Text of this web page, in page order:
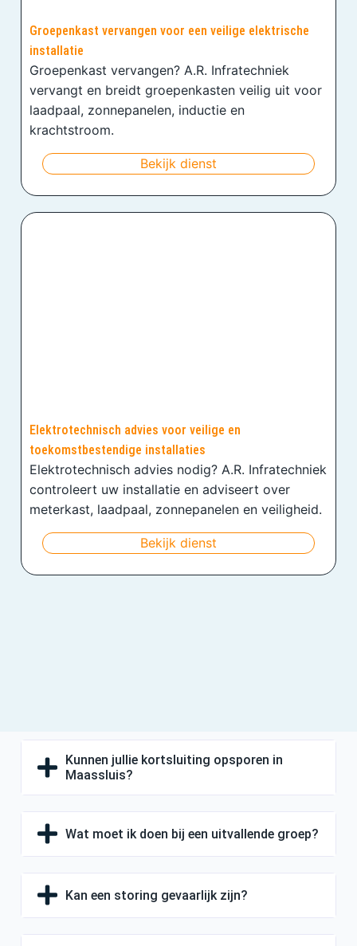
Groepenkast vervangen voor een veilige elektrische
installatie
Groepenkast vervangen? A.R. Infratechniek
vervangt en breidt groepenkasten veilig uit voor
laadpaal, zonnepanelen, inductie en
krachtstroom.
Bekijk dienst
Elektrotechnisch advies voor veilige en
toekomstbestendige installaties
Elektrotechnisch advies nodig? A.R. Infratechniek
controleert uw installatie en adviseert over
meterkast, laadpaal, zonnepanelen en veiligheid.
Bekijk dienst
Kunnen jullie kortsluiting opsporen in
Maassluis?
Wat moet ik doen bij een uitvallende groep?
Kan een storing gevaarlijk zijn?